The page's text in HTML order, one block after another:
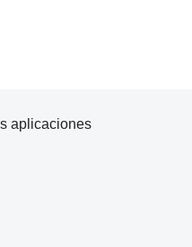
aplicaciones